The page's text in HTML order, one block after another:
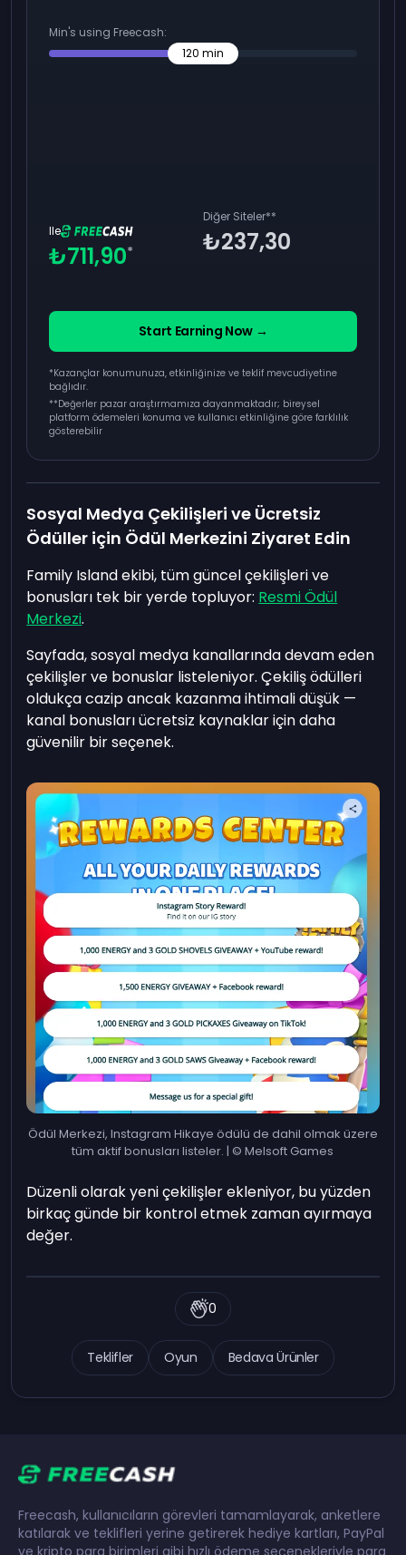
Min's using Freecash:
120 min
Ile
₺711,90*
Diğer Siteler**
₺237,30
Start Earning Now →
*Kazançlar konumunuza, etkinliğinize ve teklif mevcudiyetine
bağlıdır.
**Değerler pazar araştırmamıza dayanmaktadır; bireysel
platform ödemeleri konuma ve kullanıcı etkinliğine göre farklılık
gösterebilir
Sosyal Medya Çekilişleri ve Ücretsiz
Ödüller için Ödül Merkezini Ziyaret Edin
Family Island ekibi, tüm güncel çekilişleri ve
bonusları tek bir yerde topluyor: Resmi Ödül
Merkezi.
Sayfada, sosyal medya kanallarında devam eden
çekilişler ve bonuslar listeleniyor. Çekiliş ödülleri
oldukça cazip ancak kazanma ihtimali düşük —
kanal bonusları ücretsiz kaynaklar için daha
güvenilir bir seçenek.
Ödül Merkezi, Instagram Hikaye ödülü de dahil olmak üzere
tüm aktif bonusları listeler. | © Melsoft Games
Düzenli olarak yeni çekilişler ekleniyor, bu yüzden
birkaç günde bir kontrol etmek zaman ayırmaya
değer.
Teklifler Oyun Bedava Ürünler
0
Freecash, kullanıcıların görevleri tamamlayarak, anketlere
katılarak ve teklifleri yerine getirerek hediye kartları, PayPal
ve kripto para birimleri gibi hızlı ödeme seçenekleriyle para